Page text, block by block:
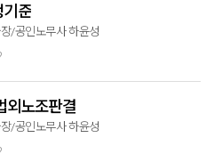
준
/공인노무사 하윤성
외노조판결
/공인노무사 하윤성